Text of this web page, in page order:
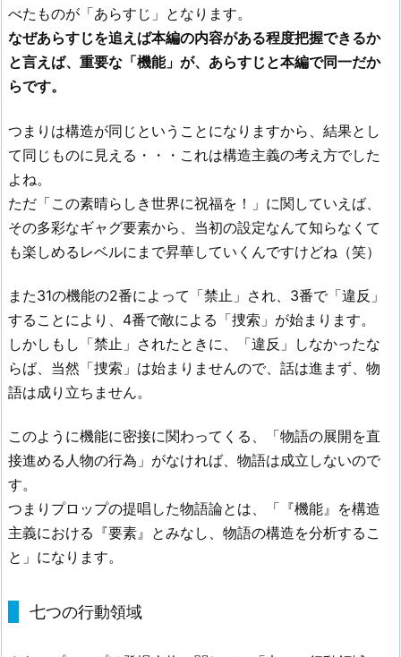
べたものが「あらすじ」となります。
なぜあらすじを追えば本編の内容がある程度把握できるか
と言えば、重要な「機能」が、あらすじと本編で同一だか
らです。
つまりは構造が同じということになりますから、結果とし
て同じものに見える・・・これは構造主義の考え方でした
よね。
ただ「この素晴らしき世界に祝福を！」に関していえば、
その多彩なギャグ要素から、当初の設定なんて知らなくて
も楽しめるレベルにまで昇華していくんですけどね（笑）
また31の機能の2番によって「禁止」され、3番で「違反」
することにより、4番で敵による「捜索」が始まります。
しかしもし「禁止」されたときに、「違反」しなかったな
らば、当然「捜索」は始まりませんので、話は進まず、物
語は成り立ちません。
このように機能に密接に関わってくる、「物語の展開を直
接進める人物の行為」がなければ、物語は成立しないので
す。
つまりプロップの提唱した物語論とは、「『機能』を構造
主義における『要素』とみなし、物語の構造を分析するこ
と」になります。
七つの行動領域